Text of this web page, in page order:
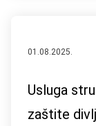
01.08.2025.
Usluga
zaštite